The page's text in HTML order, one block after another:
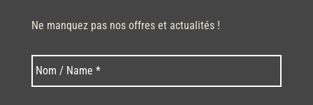
Ne manquez pas nos offres et actualités !
Nom * Last